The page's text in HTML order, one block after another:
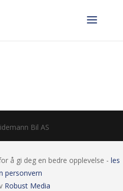
Bil AS
å gi deg en bedre opplevelse - les
personvern
Robust Media